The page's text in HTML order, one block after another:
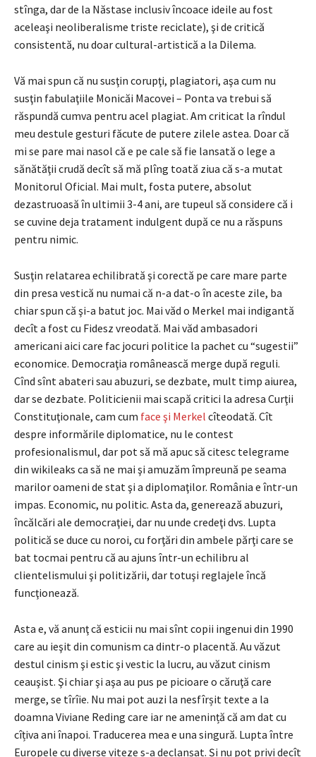
stînga, dar de la Năstase inclusiv încoace ideile au fost
aceleaşi neoliberalisme triste reciclate), şi de critică
consistentă, nu doar cultural-artistică a la Dilema.
Vă mai spun că nu susţin corupţi, plagiatori, aşa cum nu
susţin fabulaţiile Monicăi Macovei – Ponta va trebui să
răspundă cumva pentru acel plagiat. Am criticat la rîndul
meu destule gesturi făcute de putere zilele astea. Doar că
mi se pare mai nasol că e pe cale să fie lansată o lege a
sănătăţii crudă decît să mă plîng toată ziua că s-a mutat
Monitorul Oficial. Mai mult, fosta putere, absolut
dezastruoasă în ultimii 3-4 ani, are tupeul să considere că i
se cuvine deja tratament indulgent după ce nu a răspuns
pentru nimic.
Susţin relatarea echilibrată şi corectă pe care mare parte
din presa vestică nu numai că n-a dat-o în aceste zile, ba
chiar spun că şi-a batut joc. Mai văd o Merkel mai indigantă
decît a fost cu Fidesz vreodată. Mai văd ambasadori
americani aici care fac jocuri politice la pachet cu “sugestii”
economice. Democraţia românească merge după reguli.
Cînd sînt abateri sau abuzuri, se dezbate, mult timp aiurea,
dar se dezbate. Politicienii mai scapă critici la adresa Curţii
Constituţionale, cam cum face şi Merkel cîteodată. Cît
despre informările diplomatice, nu le contest
profesionalismul, dar pot să mă apuc să citesc telegrame
din wikileaks ca să ne mai şi amuzăm împreună pe seama
marilor oameni de stat şi a diplomaţilor. România e într-un
impas. Economic, nu politic. Asta da, generează abuzuri,
încălcări ale democraţiei, dar nu unde credeţi dvs. Lupta
politică se duce cu noroi, cu forţări din ambele părţi care se
bat tocmai pentru că au ajuns într-un echilibru al
clientelismului şi politizării, dar totuşi reglajele încă
funcţionează.
Asta e, vă anunţ că esticii nu mai sînt copii ingenui din 1990
care au ieşit din comunism ca dintr-o placentă. Au văzut
destul cinism şi estic şi vestic la lucru, au văzut cinism
ceauşist. Şi chiar şi aşa au pus pe picioare o căruţă care
merge, se tîrîie. Nu mai pot auzi la nesfîrșit texte a la
doamna Viviane Reding care iar ne amenință că am dat cu
cîțiva ani înapoi. Traducerea mea e una singură. Lupta între
Europele cu diverse viteze s-a declanșat. Și nu pot privi decît